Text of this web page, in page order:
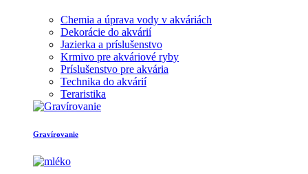
Chemia a úprava vody v akváriách
Dekorácie do akvárií
Jazierka a príslušenstvo
Krmivo pre akváriové ryby
Príslušenstvo pre akvária
Technika do akvárií
Teraristika
Gravírovanie